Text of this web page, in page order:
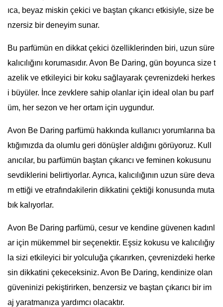
ıca, beyaz miskin çekici ve baştan çıkarıcı etkisiyle, size be
nzersiz bir deneyim sunar.
Bu parfümün en dikkat çekici özelliklerinden biri, uzun süre
kalıcılığını korumasıdır. Avon Be Daring, gün boyunca size t
azelik ve etkileyici bir koku sağlayarak çevrenizdeki herkes
i büyüler. İnce zevklere sahip olanlar için ideal olan bu parf
üm, her sezon ve her ortam için uygundur.
Avon Be Daring parfümü hakkında kullanıcı yorumlarına ba
ktığımızda da olumlu geri dönüşler aldığını görüyoruz. Kull
anıcılar, bu parfümün baştan çıkarıcı ve feminen kokusunu
sevdiklerini belirtiyorlar. Ayrıca, kalıcılığının uzun süre deva
m ettiği ve etrafındakilerin dikkatini çektiği konusunda muta
bık kalıyorlar.
Avon Be Daring parfümü, cesur ve kendine güvenen kadınl
ar için mükemmel bir seçenektir. Eşsiz kokusu ve kalıcılığıy
la sizi etkileyici bir yolculuğa çıkarırken, çevrenizdeki herke
sin dikkatini çekeceksiniz. Avon Be Daring, kendinize olan
güveninizi pekiştirirken, benzersiz ve baştan çıkarıcı bir im
aj yaratmanıza yardımcı olacaktır.